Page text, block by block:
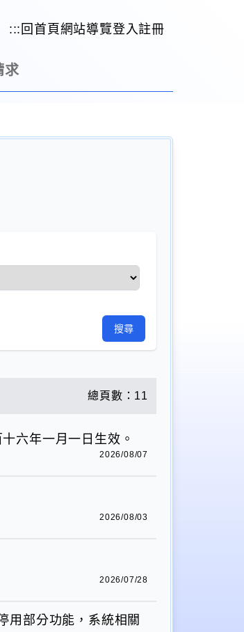
::: 回首頁網站導覽登入註冊
求
搜尋
總頁數：11
六年一月一日生效。
2026/08/07
2026/08/03
2026/07/28
用部分功能，系統相關